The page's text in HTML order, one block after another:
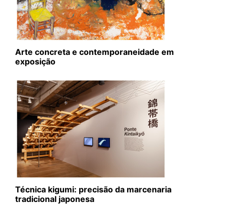
Arte concreta e contemporaneidade em
exposição
Técnica kigumi: precisão da marcenaria
tradicional japonesa